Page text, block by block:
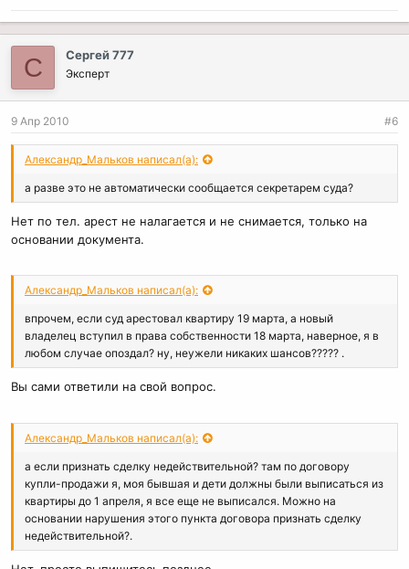
С Сергей 777
Эксперт
9 Апр 2010 #6
Александр_Мальков написал(а):
а разве это не автоматически сообщается секретарем суда?
Нет по тел. арест не налагается и не снимается, только на
основании документа.
Александр_Мальков написал(а):
впрочем, если суд арестовал квартиру 19 марта, а новый
владелец вступил в права собственности 18 марта, наверное, я в
любом случае опоздал? ну, неужели никаких шансов????? .
Вы сами ответили на свой вопрос.
Александр_Мальков написал(а):
а если признать сделку недействительной? там по договору
купли-продажи я, моя бывшая и дети должны были выписаться из
квартиры до 1 апреля, я все еще не выписался. Можно на
основании нарушения этого пункта договора признать сделку
недействительной?.